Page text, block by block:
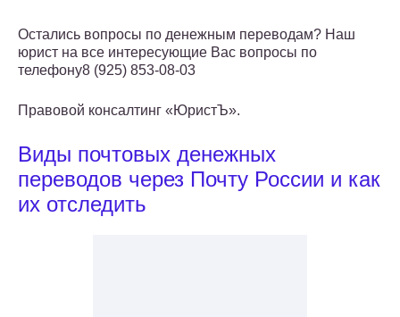
Остались вопросы по денежным переводам? Наш
юрист на все интересующие Вас вопросы по
телефону8 (925) 853-08-03
Правовой консалтинг «ЮристЪ».
Виды почтовых денежных
переводов через Почту России и как
их отследить